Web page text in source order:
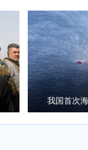
我国首次